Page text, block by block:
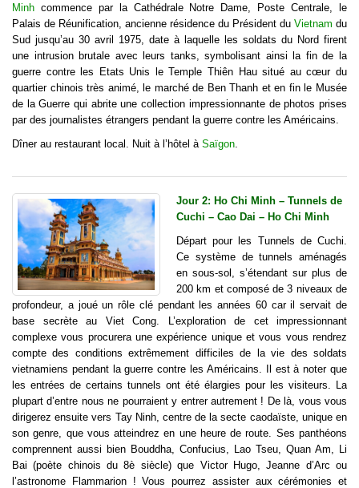
Minh commence par la Cathédrale Notre Dame, Poste Centrale, le
Palais de Réunification, ancienne résidence du Président du Vietnam du
Sud jusqu’au 30 avril 1975, date à laquelle les soldats du Nord firent
une intrusion brutale avec leurs tanks, symbolisant ainsi la fin de la
guerre contre les Etats Unis le Temple Thiên Hau situé au cœur du
quartier chinois très animé, le marché de Ben Thanh et en fin le Musée
de la Guerre qui abrite une collection impressionnante de photos prises
par des journalistes étrangers pendant la guerre contre les Américains.
Dîner au restaurant local. Nuit à l’hôtel à Saïgon
Jour 2: Ho Chi Minh – Tunnels de
Cuchi – Cao Dai – Ho Chi Minh
Départ pour les Tunnels de Cuchi.
Ce système de tunnels aménagés
en sous-sol, s’étendant sur plus de
200 km et composé de 3 niveaux de
profondeur, a joué un rôle clé pendant les années 60 car il servait de
base secrète au Viet Cong. L’exploration de cet impressionnant
complexe vous procurera une expérience unique et vous vous rendrez
compte des conditions extrêmement difficiles de la vie des soldats
vietnamiens pendant la guerre contre les Américains. Il est à noter que
les entrées de certains tunnels ont été élargies pour les visiteurs. La
plupart d’entre nous ne pourraient y entrer autrement ! De là, vous vous
dirigerez ensuite vers Tay Ninh, centre de la secte caodaïste, unique en
son genre, que vous atteindrez en une heure de route. Ses panthéons
comprennent aussi bien Bouddha, Confucius, Lao Tseu, Quan Am, Li
Bai (poète chinois du 8è siècle) que Victor Hugo, Jeanne d’Arc ou
l’astronome Flammarion ! Vous pourrez assister aux cérémonies et